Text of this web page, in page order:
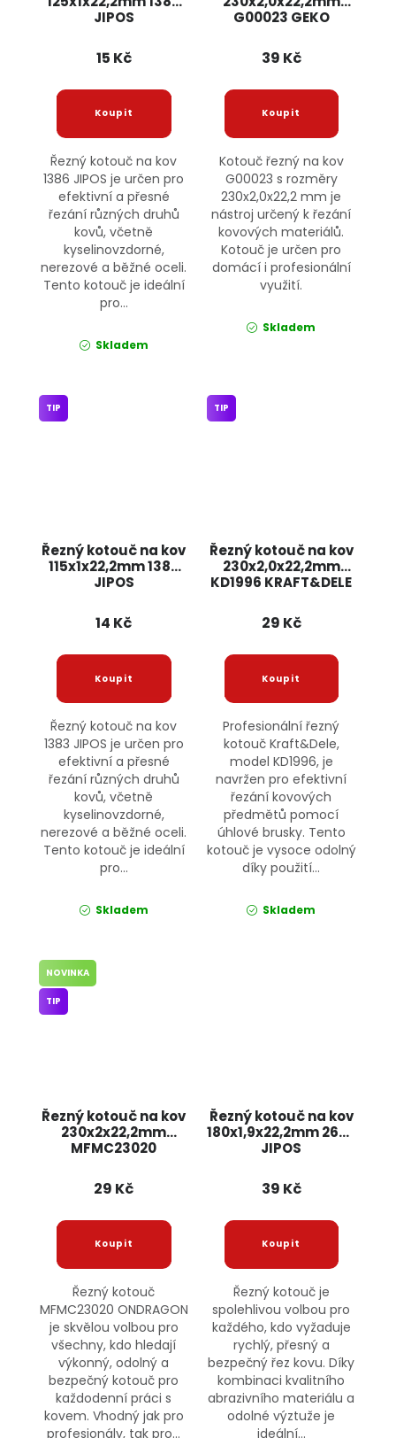
JIPOS
15 Kč
Řezný kotouč na kov
1386 JIPOS je určen pro
efektivní a přesné
řezání různých druhů
kovů, včetně
kyselinovzdorné,
nerezové a běžné oceli.
Tento kotouč je ideální
pro...
Skladem
G00023 GEKO
39 Kč
Kotouč řezný na kov
G00023 s rozměry
230x2,0x22,2 mm je
nástroj určený k řezání
kovových materiálů.
Kotouč je určen pro
domácí i profesionální
využití.
Skladem
Řezný kotouč na kov
115x1x22,2mm 1383
JIPOS
TIP
14 Kč
Řezný kotouč na kov
1383 JIPOS je určen pro
efektivní a přesné
řezání různých druhů
kovů, včetně
kyselinovzdorné,
nerezové a běžné oceli.
Tento kotouč je ideální
pro...
Skladem
Řezný kotouč na kov
230x2,0x22,2mm
KD1996 KRAFT&DELE
TIP
29 Kč
Profesionální řezný
kotouč Kraft&Dele,
model KD1996, je
navržen pro efektivní
řezání kovových
předmětů pomocí
úhlové brusky. Tento
kotouč je vysoce odolný
díky použití...
Skladem
Řezný kotouč na kov
230x2x22,2mm
MFMC23020
NOVINKA
TIP
29 Kč
Řezný kotouč
MFMC23020 ONDRAGON
je skvělou volbou pro
všechny, kdo hledají
výkonný, odolný a
bezpečný kotouč pro
každodenní práci s
kovem. Vhodný jak pro
profesionály, tak pro...
Řezný kotouč na kov
180x1,9x22,2mm 2697
JIPOS
39 Kč
Řezný kotouč je
spolehlivou volbou pro
každého, kdo vyžaduje
rychlý, přesný a
bezpečný řez kovu. Díky
kombinaci kvalitního
abrazivního materiálu a
odolné výztuže je
ideální...